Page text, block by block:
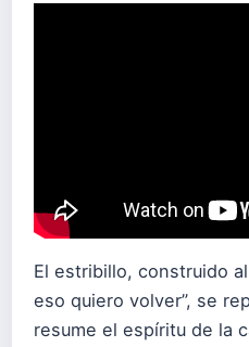
El estribillo, construido
eso quiero volver”, se
resume el espíritu de la